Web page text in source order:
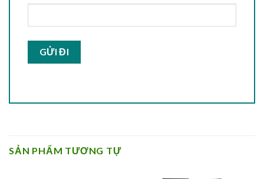
SẢN PHẨM TƯƠNG TỰ